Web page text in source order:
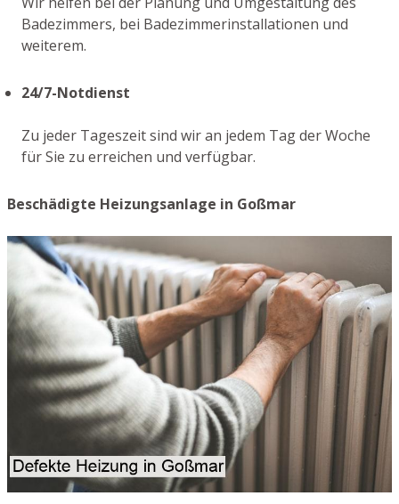
Badezimmers, bei Badezimmerinstallationen und
weiterem.
24/7-Notdienst
Zu jeder Tageszeit sind wir an jedem Tag der Woche
für Sie zu erreichen und verfügbar.
Beschädigte Heizungsanlage in Goßmar